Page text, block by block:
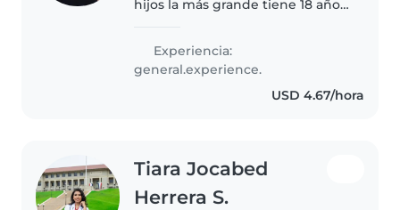
hijos la más grande tiene 18 años
pequeña en pre kinder siento q
soy una buena madre así q
también puedo ser una buena
Experiencia:
general.experience.
USD 4.67/hora
Tiara Jocabed
Herrera S.